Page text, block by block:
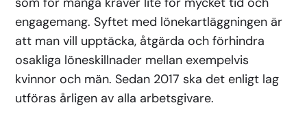
engagemang. Syftet med lönekartläggningen är
att man vill upptäcka, åtgärda och förhindra
osakliga löneskillnader mellan exempelvis
kvinnor och män. Sedan 2017 ska det enligt lag
utföras årligen av alla arbetsgivare.